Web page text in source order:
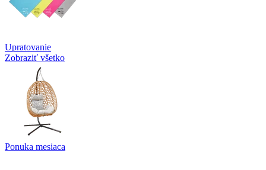
Upratovanie
Zobraziť všetko
Ponuka mesiaca